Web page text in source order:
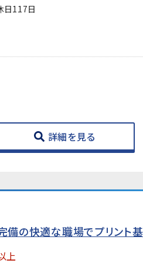
日117日
詳細を見る
備の快適な職場でプリント
上